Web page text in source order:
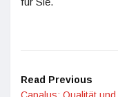
Read Previous